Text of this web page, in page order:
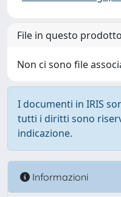
File in questo
Non ci sono file
I documenti in IRIS
tutti i diritti sono
indicazione.
Informazioni